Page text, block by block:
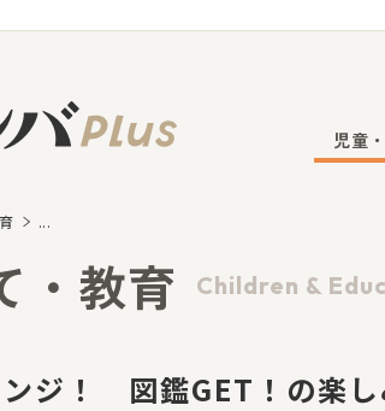
児童
...
Children &
・教育
ジ！ 図鑑GET！の楽し